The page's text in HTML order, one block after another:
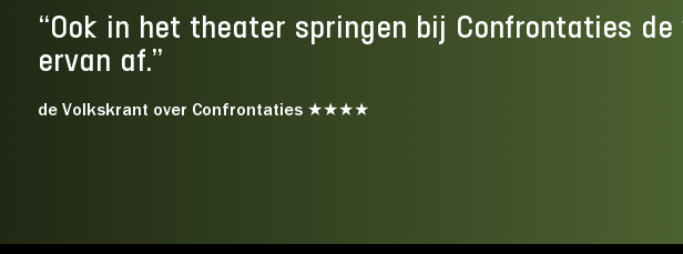
“Ook in het theater springen bij Confrontaties de
ervan af.”
de Volkskrant over Confrontaties ★★★★